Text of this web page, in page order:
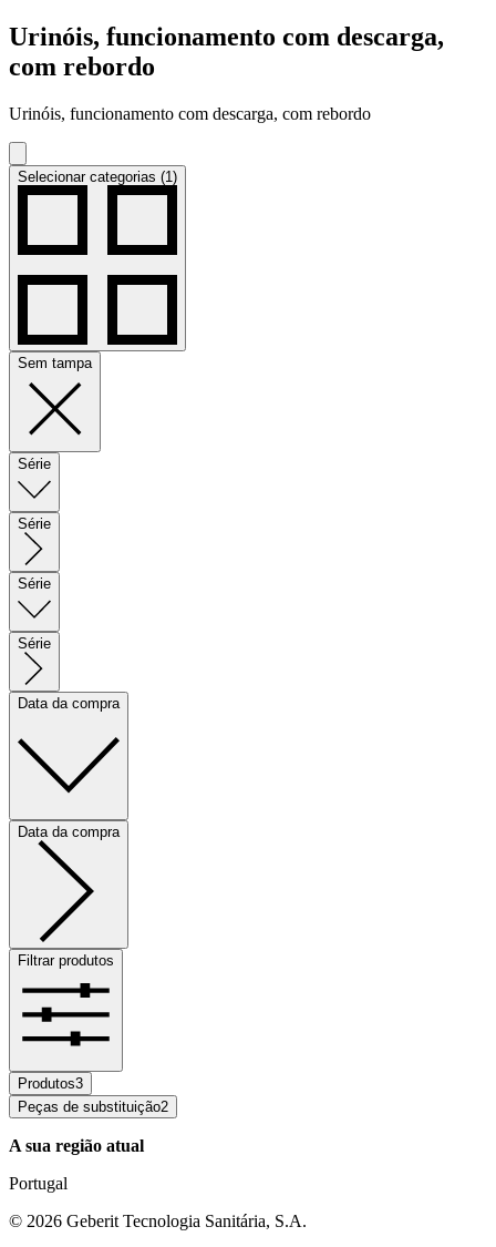
Urinóis, funcionamento com descarga,
com rebordo
Urinóis, funcionamento com descarga, com rebordo
Selecionar categorias (1)
Sem tampa
Série
Série
Série
Série
Data da compra
Data da compra
Filtrar produtos
Produtos3
Peças de substituição2
A sua região atual
Portugal
© 2026 Geberit Tecnologia Sanitária, S.A.